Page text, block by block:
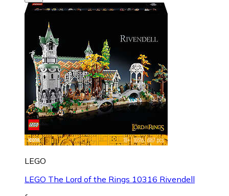
LEGO
LEGO The Lord of the Rings 10316 Rivendell